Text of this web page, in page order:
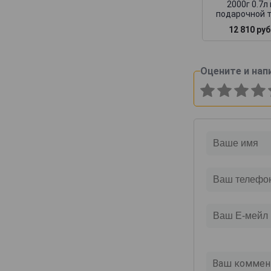
2000г 0.7л
подарочной
12 810
Оцените и